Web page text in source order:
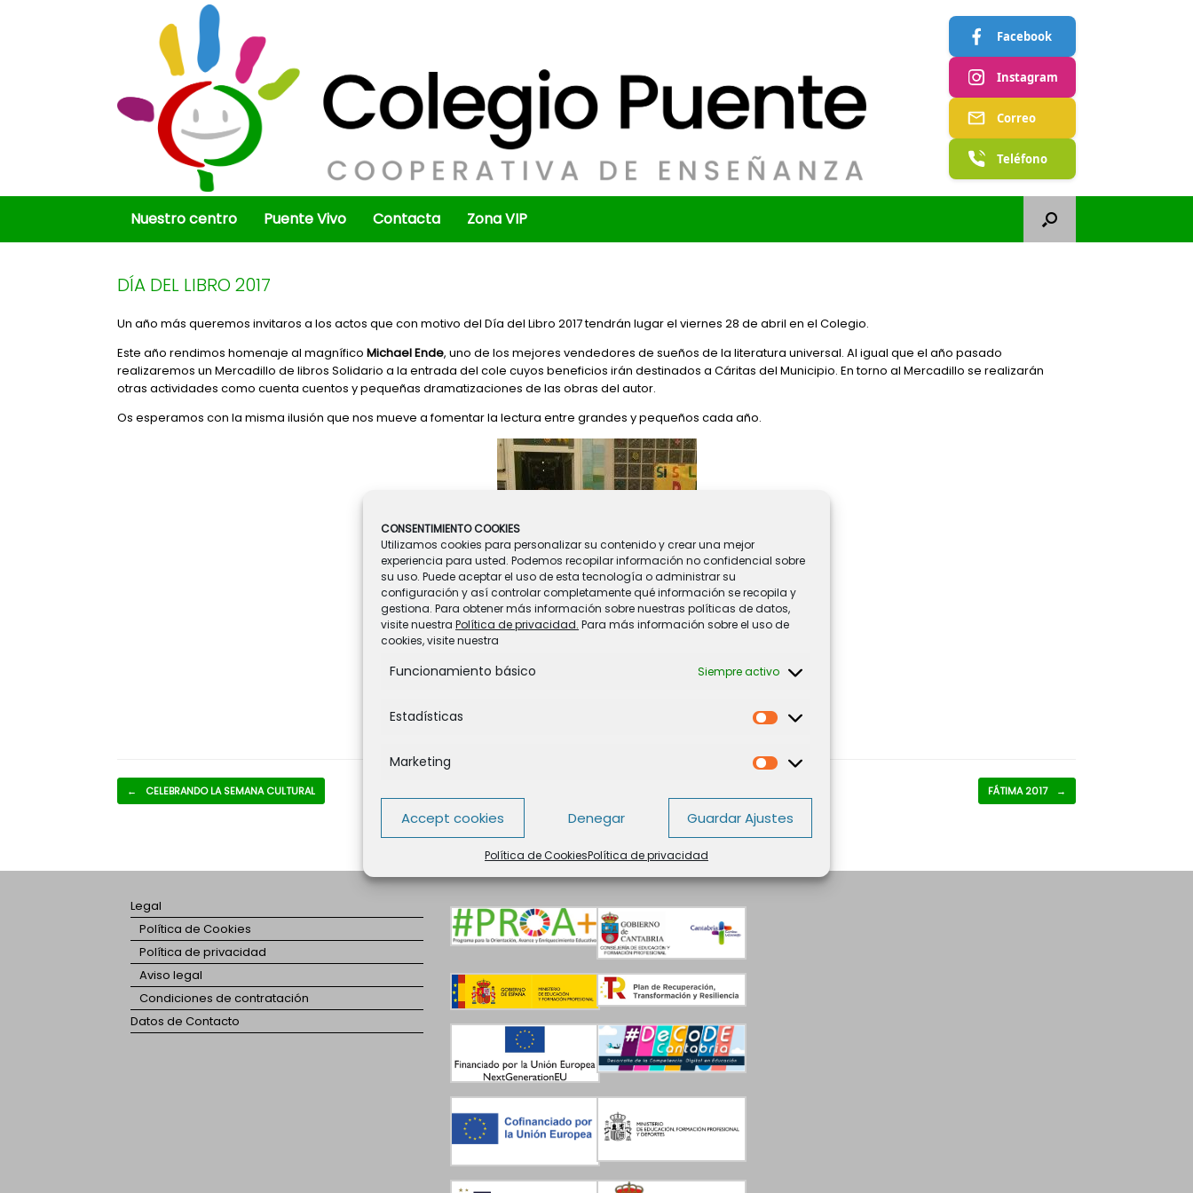
CONSENTIMIENTO COOKIES
Utilizamos cookies para personalizar su contenido y crear una mejor
experiencia para usted. Podemos recopilar información no confidencial sobre
su uso. Puede aceptar el uso de esta tecnología o administrar su
configuración y así controlar completamente qué información se recopila y
gestiona. Para obtener más información sobre nuestras políticas de datos,
visite nuestra Política de privacidad. Para más información sobre el uso de
cookies, visite nuestra
Funcionamiento básico Siempre activo
Estadísticas Estadísticas
Marketing Marketing
Accept cookies Denegar Guardar Ajustes
Política de CookiesPolítica de privacidad
Facebook
Instagram
Correo
Teléfono
Nuestro centro Puente Vivo Contacta Zona VIP
DÍA DEL LIBRO 2017
Un año más queremos invitaros a los actos que con motivo del Día del Libro 2017 tendrán lugar el viernes 28 de abril en el Colegio.
Este año rendimos homenaje al magnífico MichaelEnde, uno de los mejores vendedores de sueños de la literatura universal. Al igual que el año pasado
realizaremos un Mercadillo de libros Solidario a la entrada del cole cuyos beneficios irán destinados a Cáritas del Municipio. En torno al Mercadillo se realizarán
otras actividades como cuenta cuentos y pequeñas dramatizaciones de las obras del autor.
Os esperamos con la misma ilusión que nos mueve a fomentar la lectura entre grandes y pequeños cada año.
Navegador de artículos
← CELEBRANDO LA SEMANA CULTURAL FÁTIMA 2017 →
Legal
Política de Cookies
Política de privacidad
Aviso legal
Condiciones de contratación
Datos de Contacto